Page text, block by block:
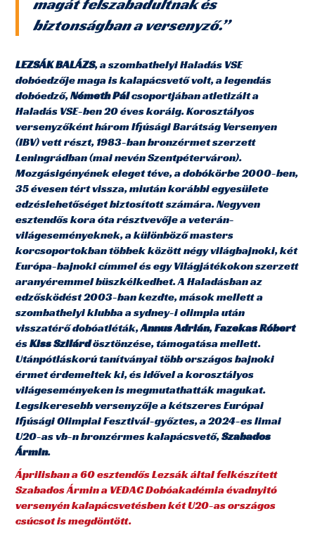
magát felszabadultnak és
biztonságban a versenyző.”
LEZSÁK BALÁZS, a szombathelyi Haladás VSE
dobóedzője maga is kalapácsvető volt, a legendás
dobóedző,Németh Pálcsoportjában atletizált a
Haladás VSE-ben 20 éves koráig. Korosztályos
versenyzőként három Ifjúsági Barátság Versenyen
(IBV) vett részt, 1983-ban bronzérmet szerzett
Leningrádban (mai nevén Szentpéterváron).
Mozgásigényének eleget téve, a dobókörbe 2000-ben,
35 évesen tért vissza, miután korábbi egyesülete
edzéslehetőséget biztosított számára. Negyven
esztendős kora óta résztvevője a veterán-
világeseményeknek, a különböző masters
korcsoportokban többek között négy világbajnoki, két
Európa-bajnoki címmel és egy Világjátékokon szerzett
aranyéremmel büszkélkedhet. A Haladásban az
edzősködést 2003-ban kezdte, mások mellett a
szombathelyi klubba a sydney-i olimpia után
visszatérő dobóatléták,Annus Adrián,Fazekas Róbert
ésKiss Szilárdösztönzése, támogatása mellett.
Utánpótláskorú tanítványai több országos bajnoki
érmet érdemeltek ki, és idővel a korosztályos
világeseményeken is megmutathatták magukat.
Legsikeresebb versenyzője a kétszeres Európai
Ifjúsági Olimpiai Fesztivál-győztes, a 2024-es limai
U20-as vb-n bronzérmes kalapácsvető,Szabados
Ármin.
Áprilisban a 60 esztendős Lezsák által felkészített
Szabados Ármin a VEDAC Dobóakadémia évadnyitó
versenyén kalapácsvetésben két U20-as országos
csúcsot is megdöntött.